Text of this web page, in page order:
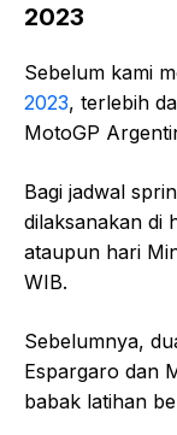
2023
Sebelum kami
2023, terlebih
MotoGP
Bagi jadwal
dilaksanakan di
ataupun hari
WIB.
Sebelumnya,
Espargaro dan
babak latihan